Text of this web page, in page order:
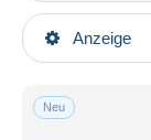
Anzeige
Motive
Art der
Laufende
Neu